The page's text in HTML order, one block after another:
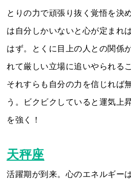
とりの力で頑張り抜く覚悟を決
は自分しかいないと心が定まれ
はず。とくに目上の人との関係
れて厳しい立場に追いやられる
それすらも自分の力を信じれば
う。ビクビクしていると運気上
を強く！
天秤座
活躍期が到来。心のエネルギー